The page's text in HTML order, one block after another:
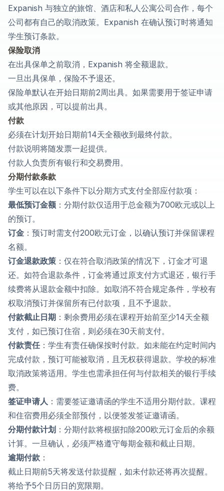
Expanish 与独立的旅馆、酒店和私人公寓公司合作，每个
公司都有自己的取消政策。Expanish 在确认预订时将通知
学生预订条款。
保险取消
在出具保单之前取消，Expanish 将全额退款。
一旦出具保单，保险不予退还。
保险单默认在开始日期前2周出具。如果需要用于签证申请
或其他原因，可以提前出具。
付款
必须在计划开始日期前14天全额收到最终付款。
付款说明将随发票一起提供。
付款人负责所有银行和交易费用。
分期付款条款
学生可以在以下条件下以分期方式支付全部应付款项：
最低预订金额 ：分期付款仅适用于总金额为700欧元或以上
的预订。
订金 ：预订时需支付200欧元订金，以确认预订并保留课程
名额。
订金退款政策 ：仅在符合取消政策的情况下，订金才可退
还。如符合退款条件，订金将通过原支付方式退还，银行手
续费将从退款金额中扣除。如取消不符合规定条件，学校有
权取消预订并保留所有已付款项，且不予退款。
付款截止日期 ：剩余费用必须在课程开始前至少14天全额
支付，如已预订住宿，则必须在30天前支付。
付款责任 ：学生有责任确保按时付款。如未能在约定时间内
完成付款，预订可能被取消，且无权获得退款。学校的标准
取消政策将适用。学生也需承担任何与付款相关的银行手续
费。
签证申请人 ：需要签证邀请函的学生不适用分期付款。课程
和住宿费用必须全部预付，以便签发签证邀请函。
分期付款计划 ：分期付款将根据扣除200欧元订金后的余额
计算。一旦确认，必须严格遵守每期金额和截止日期。
逾期付款 ：
截止日期前5天将发送付款提醒，如未付款还将再次提醒。
将给予5个日历日的宽限期。